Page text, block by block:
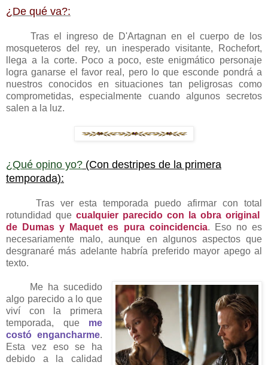
¿De qué va?:
Tras el ingreso de D'Artagnan en el cuerpo de los
mosqueteros del rey, un inesperado visitante, Rochefort,
llega a la corte. Poco a poco, esteenigmático personaje
logra ganarse el favor real, pero lo que esconde pondrá a
nuestros conocidos en situaciones tan peligrosas como
comprometidas, especialmente cuando algunos secretos
salen a la luz.
¿Qué opino yo? (Con destripes de la primera
temporada):
Tras ver esta temporada puedo afirmar con total
rotundidad que cualquier parecido con la obra original
de Dumas y Maquet es pura coincidencia. Eso no es
necesariamente malo, aunque en algunos aspectos que
desgranaré más adelante habría preferido mayor apego al
texto.
Me ha sucedido
algo parecido a lo que
viví con la primera
temporada, que me
costó engancharme.
Esta vez eso se ha
debido a la calidad